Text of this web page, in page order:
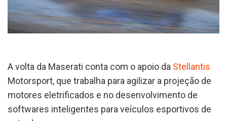
A volta da Maserati conta com o apoio da Stellantis
Motorsport, que trabalha para agilizar a projeção de
motores eletrificados e no desenvolvimento de
softwares inteligentes para veículos esportivos de